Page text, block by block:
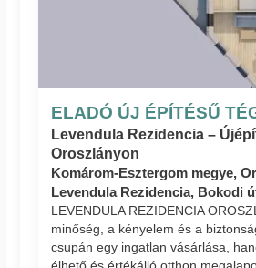
ELADÓ ÚJ ÉPÍTÉSŰ
Levendula Rezidencia –
Oroszlányon
Komárom-Esztergom megye,
Levendula Rezidencia, Bokodi
LEVENDULA REZIDENCIA
minőség, a kényelem és a
csupán egy ingatlan vásárlása,
élhető és értékálló otthon